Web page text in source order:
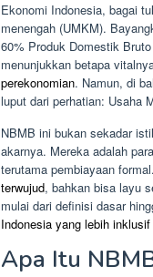
Ekonomi Indonesia, bagai
menengah (UMKM).
60% Produk Domestik
menunjukkan betapa
perekonomian. Namun, di
luput dari perhatian: Usaha
NBMB ini bukan sekadar
akarnya. Mereka adalah
terutama pembiayaan
terwujud, bahkan bisa layu
mulai dari definisi dasar
Indonesia yang lebih
Apa Itu